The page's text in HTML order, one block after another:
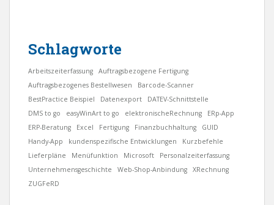
Schlagworte
Arbeitszeiterfassung
Auftragsbezogene Fertigung
Auftragsbezogenes Bestellwesen
Barcode-Scanner
BestPractice Beispiel
Datenexport
DATEV-Schnittstelle
DMS to go
easyWinArt to go elektronischeRechnung
ERp-App
ERP-Beratung
Excel Fertigung Finanzbuchhaltung
GUID
Handy-App
kundenspezifische Entwicklungen
Kurzbefehle
Lieferpläne
Menüfunktion Microsoft
Personalzeiterfassung
Unternehmensgeschichte
Web-Shop-Anbindung
XRechnung
ZUGFeRD